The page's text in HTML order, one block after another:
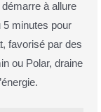
démarre à allure
5 minutes pour
favorisé par des
ou Polar, draine